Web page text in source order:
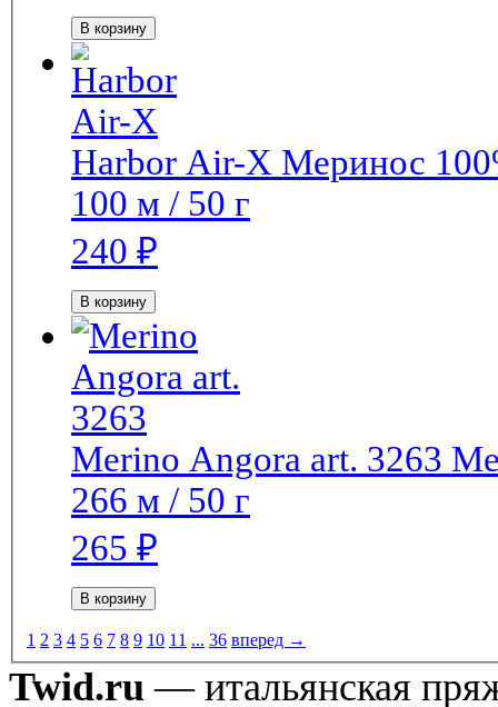
В корзину
Harbor Air-X Меринос
100 м / 50 г
240 ₽
В корзину
Merino Angora art. 3263
266 м / 50 г
265 ₽
В корзину
1 2 3 4 5 6 7 8 9 10 11 ... 36 вперед →
Twid.ru — итальянская